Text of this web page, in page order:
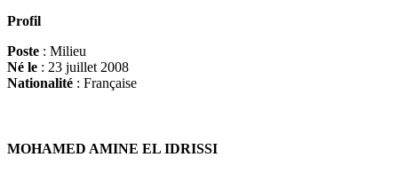
Profil
Poste : Milieu
Né le : 23 juillet 2008
Nationalité : Française
MOHAMED AMINE EL IDRISSI